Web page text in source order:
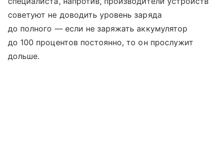
советуют не доводить уровень заряда
до полного — если не заряжать аккумулятор
до 100 процентов постоянно, то он прослужит
дольше.